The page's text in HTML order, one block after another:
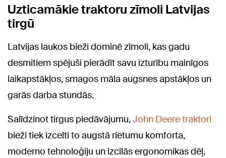
Uzticamākie traktoru zīmoli Latvijas
tirgū
Latvijas laukos bieži dominē zīmoli, kas gadu
desmitiem spējuši pierādīt savu izturību mainīgos
laikapstākļos, smagos māla augsnes apstākļos un
garās darba stundās.
Salīdzinot tirgus piedāvājumu,John Deere traktori
bieži tiek izcelti to augstā rietumu komforta,
moderno tehnoloģiju un izcilās ergonomikas dēļ,